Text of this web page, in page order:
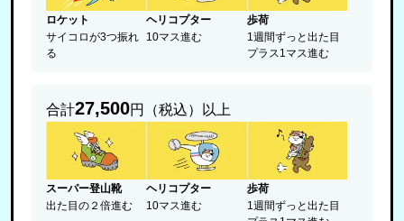
ロケット
サイコロが3つ振れ
る
ヘリコプター
10マス進む
歩荷
1週間ずっと出た目
プラス1マス進む
合計27,500円（税込）以上
スーパー登山靴
出た目の２倍進む
ヘリコプター
10マス進む
歩荷
1週間ずっと出た目